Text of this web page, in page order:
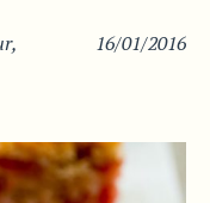
16/01/2016
,